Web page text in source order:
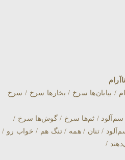
/ بيابان‌ها سرخ / بخارها سرخ / سرخ
سم‌آلود / ثم‌ها سرخ / گوش‌ها سرخ /
/ تنان / همه / تنگ هم / خواب رو /
/